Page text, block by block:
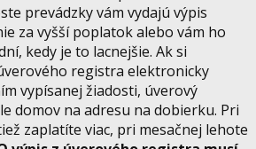
prevádzky vám vydajú výpis
za vyšší poplatok alebo vám ho
kedy je to lacnejšie. Ak si
registra elektronicky
vypísanej žiadosti, úverový
domov na adresu na dobierku. Pri
zaplatíte viac, pri mesačnej lehote